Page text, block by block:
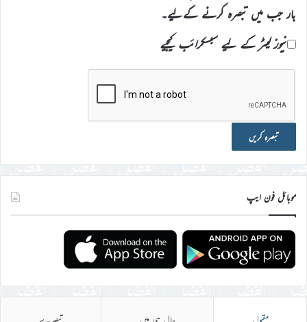
بار جب میں تبصرہ کرنے کےلیے۔
نیوز لیٹر کے لیے سبسکرائب کیجیے
موبائل فون ایپ